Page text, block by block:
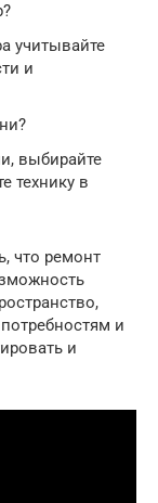
учитывайте
и
выбирайте
технику в
что ремонт
и
и